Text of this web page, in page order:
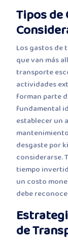
Tipos de
Los gastos
que van más
transporte
actividades
forman parte
fundamental
establecer un
desgaste por
considerarse.
tiempo
un costo
debe
de